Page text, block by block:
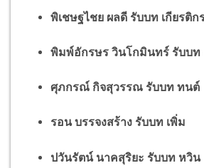
พิเชษฐไชย ผลดี รับบท เกียรติก
พิมพ์อักรษร วินโกมินทร์ รับบท
ศุภกรณ์ กิจสุวรรณ รับบท ทนต์
รอน บรรจงสร้าง รับบท เพิ่ม
ปวันรัตน์ นาคสุริยะ รับบท หวิน